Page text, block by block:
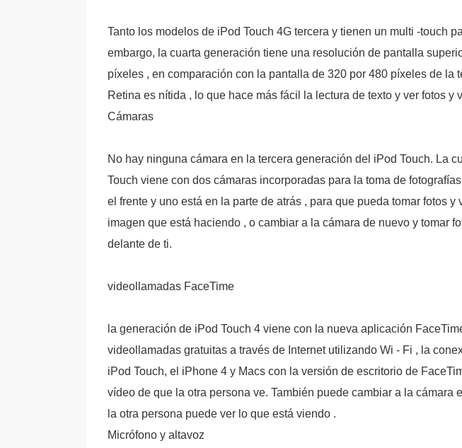
Tanto los modelos de iPod Touch 4G tercera y tienen un multi -touch
embargo, la cuarta generación tiene una resolución de pantalla
píxeles , en comparación con la pantalla de 320 por 480 píxeles de la
Retina es nítida , lo que hace más fácil la lectura de texto y ver fotos y
Cámaras
No hay ninguna cámara en la tercera generación del iPod Touch. La
Touch viene con dos cámaras incorporadas para la toma de
el frente y uno está en la parte de atrás , para que pueda tomar fotos y
imagen que está haciendo , o cambiar a la cámara de nuevo y tomar
delante de ti.
videollamadas FaceTime
la generación de iPod Touch 4 viene con la nueva aplicación
videollamadas gratuitas a través de Internet utilizando Wi - Fi , la
iPod Touch, el iPhone 4 y Macs con la versión de escritorio de
vídeo de que la otra persona ve. También puede cambiar a la cámara
la otra persona puede ver lo que está viendo .
Micrófono y altavoz